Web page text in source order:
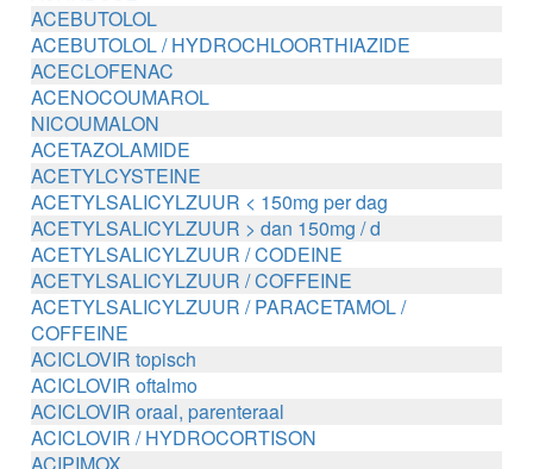
ACEBUTOLOL
ACEBUTOLOL / HYDROCHLOORTHIAZIDE
ACECLOFENAC
ACENOCOUMAROL
NICOUMALON
ACETAZOLAMIDE
ACETYLCYSTEINE
ACETYLSALICYLZUUR < 150mg per dag
ACETYLSALICYLZUUR > dan 150mg / d
ACETYLSALICYLZUUR / CODEINE
ACETYLSALICYLZUUR / COFFEINE
ACETYLSALICYLZUUR / PARACETAMOL /
COFFEINE
ACICLOVIR topisch
ACICLOVIR oftalmo
ACICLOVIR oraal, parenteraal
ACICLOVIR / HYDROCORTISON